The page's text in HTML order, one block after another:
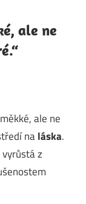
ale ne
ale ne
naláska.
z